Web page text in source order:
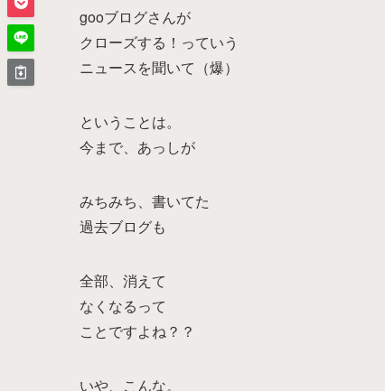
gooブログさんが
クローズする！っていう
ニュースを聞いて（爆）
ということは。
今まで、あっしが
みちみち、書いてた
過去ブログも
全部、消えて
なくなるって
ことですよね？？
いや、こんな。